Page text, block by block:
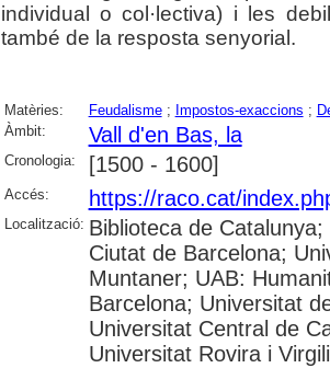
individual o col·lectiva) i les
també de la resposta senyorial.
Matèries: Feudalisme; Impostos-exaccions ;
Àmbit:
Vall d'en Bas, la
Cronologia: [1500 - 1600]
Accés: https://raco.cat/
Localització: Biblioteca de
Ciutat de Barcelona;
Muntaner; UAB:
Barcelona; Universitat
Universitat Central de
Universitat Rovira i Virgili